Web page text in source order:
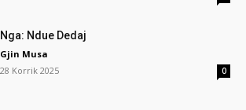
Nga: Ndue Dedaj
Gjin Musa
28 Korrik 2025
0